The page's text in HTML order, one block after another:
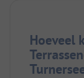
Hoeveel